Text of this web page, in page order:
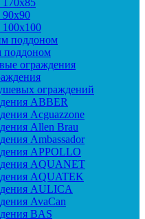
поддоном
поддоном
ограждения
ограждений
ABBER
Acguazzone
Allen Brau
Ambassador
APPOLLO
AQUANET
AQUATEK
AULICA
AvaCan
BAS